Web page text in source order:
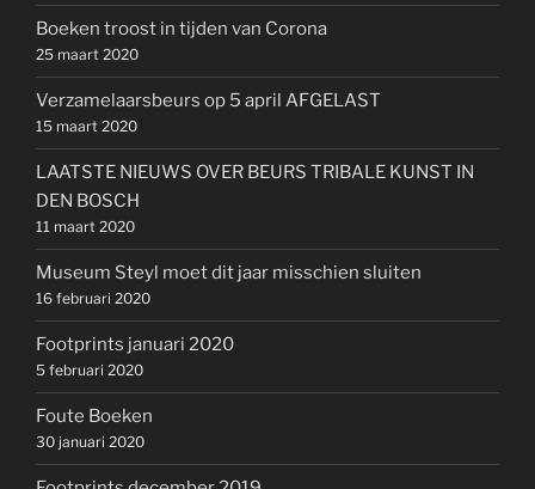
Boeken troost in tijden van Corona
25 maart 2020
Verzamelaarsbeurs op 5 april AFGELAST
15 maart 2020
LAATSTE NIEUWS OVER BEURS TRIBALE KUNST IN
DEN BOSCH
11 maart 2020
Museum Steyl moet dit jaar misschien sluiten
16 februari 2020
Footprints januari 2020
5 februari 2020
Foute Boeken
30 januari 2020